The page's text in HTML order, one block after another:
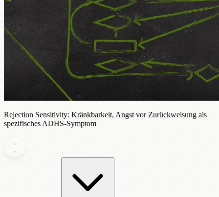
Rejection Sensitivity: Kränkbarkeit, Angst vor Zurückweisung als
spezifisches ADHS-Symptom